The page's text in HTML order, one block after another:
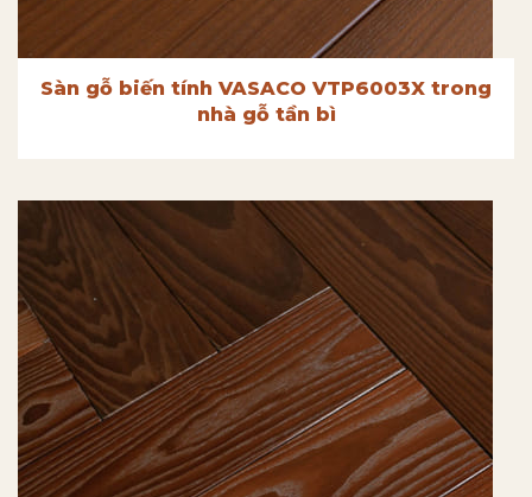
Sàn gỗ biến tính VASACO VTP6003X trong
nhà gỗ tần bì